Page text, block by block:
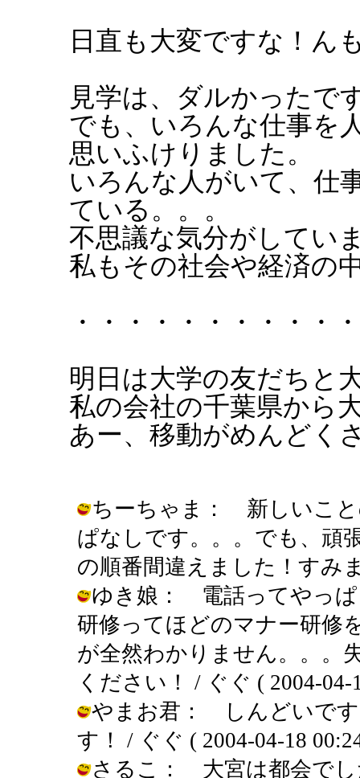
日直も大変ですな！ん
見学は、ダルかったで
でも、いろんな仕事を
思いふけりました。
いろんな人がいて、仕
ている。。。
不思議な気分がしてい
私もその社会や経済の
・・・・・・・・・・
明日は大学の友だちと
私の会社の千葉県から
あー、移動がめんどく
ちーちゃま： 新しいこと
ぱなしです。。。でも、頑
の順番間違えました！すみ
ゆき娘： 電話ってやっぱ
研修ってほどのマナー研
が全然わかりません。。。
ください！ / ぐぐ ( 2004-04-
やまお君： しんどいで
す！ / ぐぐ ( 2004-04-18
さるこ： 大宮は都会でし